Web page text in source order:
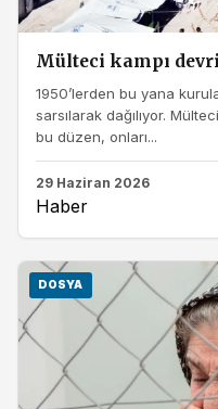
Mülteci kampı
1950’lerden bu yana
sarsılarak dağılıyor.
bu düzen, onları...
29 Haziran 2026
Haber
DOSYA